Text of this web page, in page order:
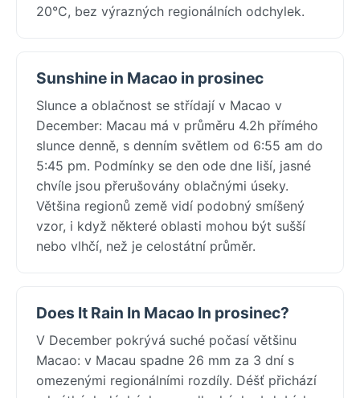
20°C, bez výrazných regionálních odchylek.
Sunshine in Macao in prosinec
Slunce a oblačnost se střídají v Macao v
December: Macau má v průměru 4.2h přímého
slunce denně, s denním světlem od 6:55 am do
5:45 pm. Podmínky se den ode dne liší, jasné
chvíle jsou přerušovány oblačnými úseky.
Většina regionů země vidí podobný smíšený
vzor, i když některé oblasti mohou být sušší
nebo vlhčí, než je celostátní průměr.
Does It Rain In Macao In prosinec?
V December pokrývá suché počasí většinu
Macao: v Macau spadne 26 mm za 3 dní s
omezenými regionálními rozdíly. Déšť přichází